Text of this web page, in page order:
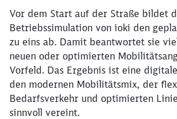
Vor dem Start auf der Straße bildet
Betriebssimulation von ioki den
zu eins ab. Damit beantwortet sie
neuen oder optimierten
Vorfeld. Das Ergebnis ist eine
den modernen Mobilitätsmix, der
Bedarfsverkehr und optimierten
sinnvoll vereint.